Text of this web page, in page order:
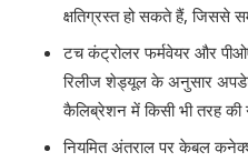
क्षतिग्रस्त हो सकते हैं,
टच कंट्रोलर फर्मवेयर और
रिलीज शेड्यूल के अनुसार
कैलिब्रेशन में किसी भी तरह की
नियमित अंतराल पर केबल